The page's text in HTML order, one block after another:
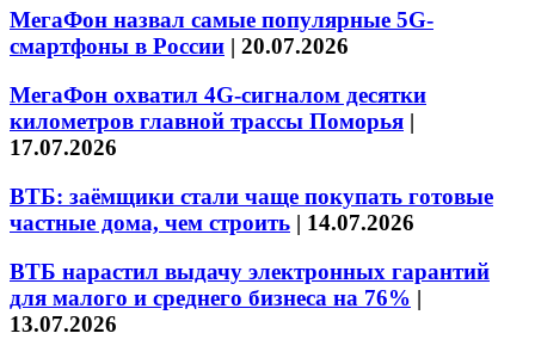
МегаФон назвал самые популярные 5G-
смартфоны в России | 20.07.2026
МегаФон охватил 4G-сигналом десятки
километров главной трассы Поморья |
17.07.2026
ВТБ: заёмщики стали чаще покупать готовые
частные дома, чем строить | 14.07.2026
ВТБ нарастил выдачу электронных гарантий
для малого и среднего бизнеса на 76% |
13.07.2026